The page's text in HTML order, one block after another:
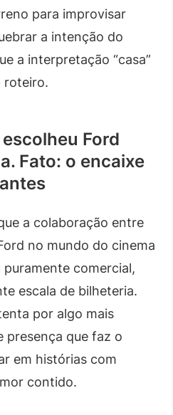
para improvisar
a intenção do
a interpretação “casa”
roteiro.
Ford
Fato: o encaixe
a colaboração entre
no mundo do cinema
puramente comercial,
escala de bilheteria.
por algo mais
presença que faz o
em histórias com
contido.